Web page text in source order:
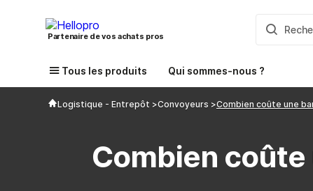
Partenaire de vos achats pros
Tous les produits Qui sommes-nous ?
Logistique - Entrepôt Convoyeurs Combien coûte une
Combien